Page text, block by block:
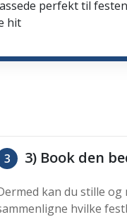
perfekt til
hit
3 3) Book den
kan du stille
hvilke